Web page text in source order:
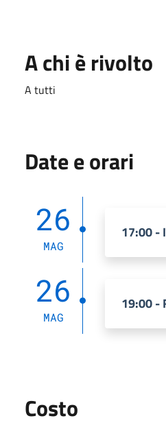
A chi è rivolto
A tutti
Date e orari
26
MAG
17:00 -
26
MAG
19:00 -
Costo